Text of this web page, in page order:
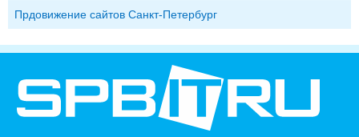
Прдовижение сайтов Санкт-Петербург